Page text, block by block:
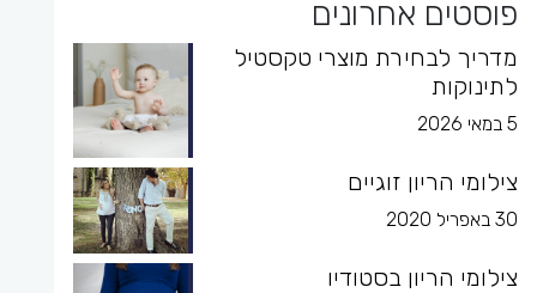
פוסטים אחרונים
מדריך לבחירת מוצרי טקסטיל
לתינוקות
5 במאי 2026
צילומי הריון זוגיים
30 באפריל 2020
צילומי הריון בסטודיו